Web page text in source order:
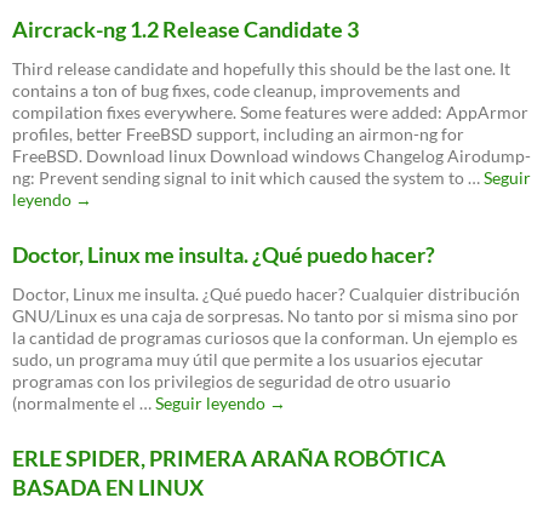
distribución
popular
Aircrack-ng 1.2 Release Candidate 3
Third release candidate and hopefully this should be the last one. It
contains a ton of bug fixes, code cleanup, improvements and
compilation fixes everywhere. Some features were added: AppArmor
profiles, better FreeBSD support, including an airmon-ng for
FreeBSD. Download linux Download windows Changelog Airodump-
ng: Prevent sending signal to init which caused the system to …Seguir
leyendo Aircrack-
Release
Candidate
3
→
Doctor, Linux me insulta. ¿Qué puedo hacer?
Doctor, Linux me insulta. ¿Qué puedo hacer? Cualquier distribución
GNU/Linux es una caja de sorpresas. No tanto por si misma sino por
la cantidad de programas curiosos que la conforman. Un ejemplo es
sudo, un programa muy útil que permite a los usuarios ejecutar
programas con los privilegios de seguridad de otro usuario
(normalmente el …Seguir leyendo Doctor,
insulta.
→
ERLE SPIDER, PRIMERA ARAÑA ROBÓTICA
BASADA EN LINUX